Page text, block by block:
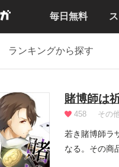
毎日無料
ランキングから探す
賭博師は
458 その
若き賭博師ラ
なる。その商